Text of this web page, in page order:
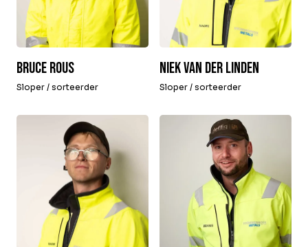
Bruce Rous
Sloper / sorteerder
Niek van der Linden
Sloper / sorteerder